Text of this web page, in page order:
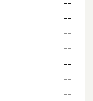
--
--
--
--
--
--
--